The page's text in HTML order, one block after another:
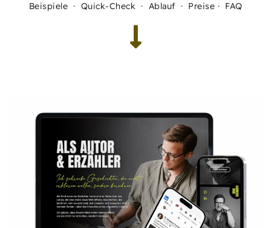
Beispiele · Quick-Check · Ablauf · Preise · FAQ